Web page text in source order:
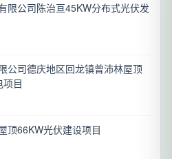
限公司陈治亘45KW分布式光伏发
公司德庆地区回龙镇曾沛林屋顶
目
顶66KW光伏建设项目